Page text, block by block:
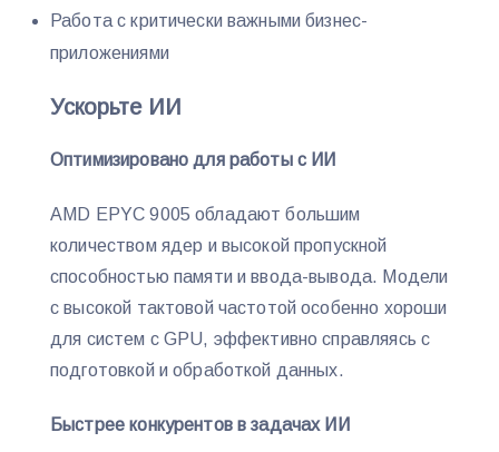
Работа с критически важными бизнес-
приложениями
Ускорьте ИИ
Оптимизировано для работы с ИИ
AMD EPYC 9005 обладают большим
количеством ядер и высокой пропускной
способностью памяти и ввода-вывода. Модели
с высокой тактовой частотой особенно хороши
для систем с GPU, эффективно справляясь с
подготовкой и обработкой данных.
Быстрее конкурентов в задачах ИИ